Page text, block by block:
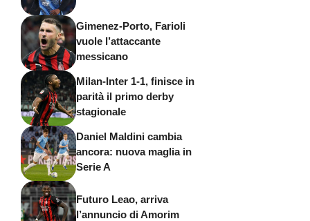
Gimenez-Porto, Farioli
vuole l’attaccante
messicano
Milan-Inter 1-1, finisce in
parità il primo derby
stagionale
Daniel Maldini cambia
ancora: nuova maglia in
Serie A
Futuro Leao, arriva
l’annuncio di Amorim